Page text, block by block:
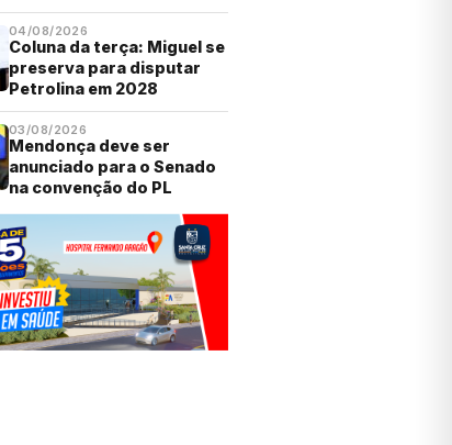
04/08/2026
Coluna da terça: Miguel se
preserva para disputar
Petrolina em 2028
03/08/2026
Mendonça deve ser
anunciado para o Senado
na convenção do PL